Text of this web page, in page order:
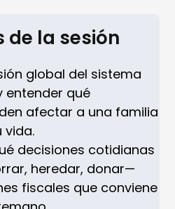
de la sesión
global del sistema
entender qué
afectar a una familia
vida.
decisiones cotidianas
heredar, donar—
fiscales que conviene